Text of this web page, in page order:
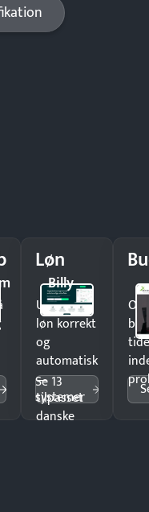
Løn
Billy
Udbetal
løn korrekt
og
automatisk
—
tilpasset
danske
Se 13
systemer